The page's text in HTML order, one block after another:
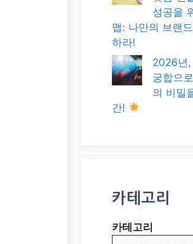
성공을
맵: 나만의 브랜
하라!
2026년,
궁합으
의 비밀
간!
카테고리
카테고리